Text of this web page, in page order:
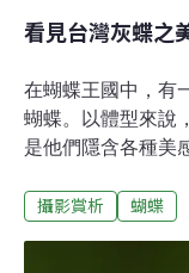
看見台灣灰蝶之
在蝴蝶王國中，有
蝴蝶。以體型來說
是他們隱含各種美
「翠」、「玳」、
攝影賞析 蝴蝶